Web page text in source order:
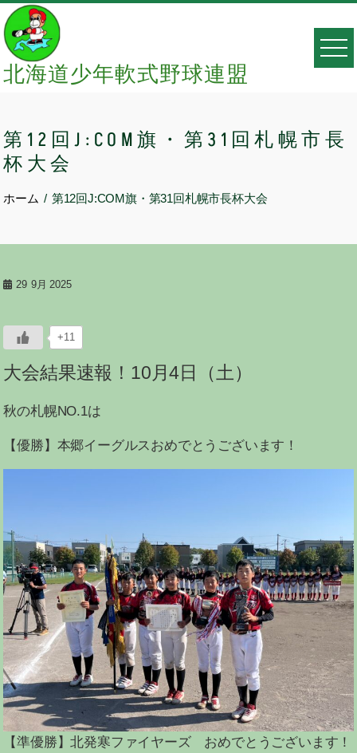
Skip
to
content
北海道少年軟式野球連盟
第12回J:COM旗・第31回札幌市長
杯大会
ホーム 第12回J:COM旗・第31回札幌市長杯大会
29 9月 2025
+11
大会結果速報！10月4日（土）
秋の札幌NO.1は
【優勝】本郷イーグルスおめでとうございます！
【準優勝】北発寒ファイヤーズ おめでとうございます！